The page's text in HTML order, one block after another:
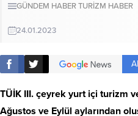
GÜNDEM HABERTURİZM HABER
24.01.2023
TÜİK III. çeyrek yurt içi turizm
Ağustos ve Eylül aylarından